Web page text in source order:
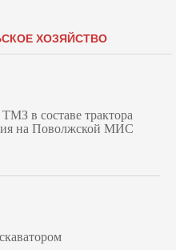
ХОЗЯЙСТВО
в составе трактора
на Поволжской МИС